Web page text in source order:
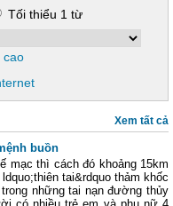
Tối thiểu 1 từ
cao
Xem tất cả
buồn
mạc thì cách đó khoảng 15km
tai&rdquo thảm khốc
những tai nạn đường thủy